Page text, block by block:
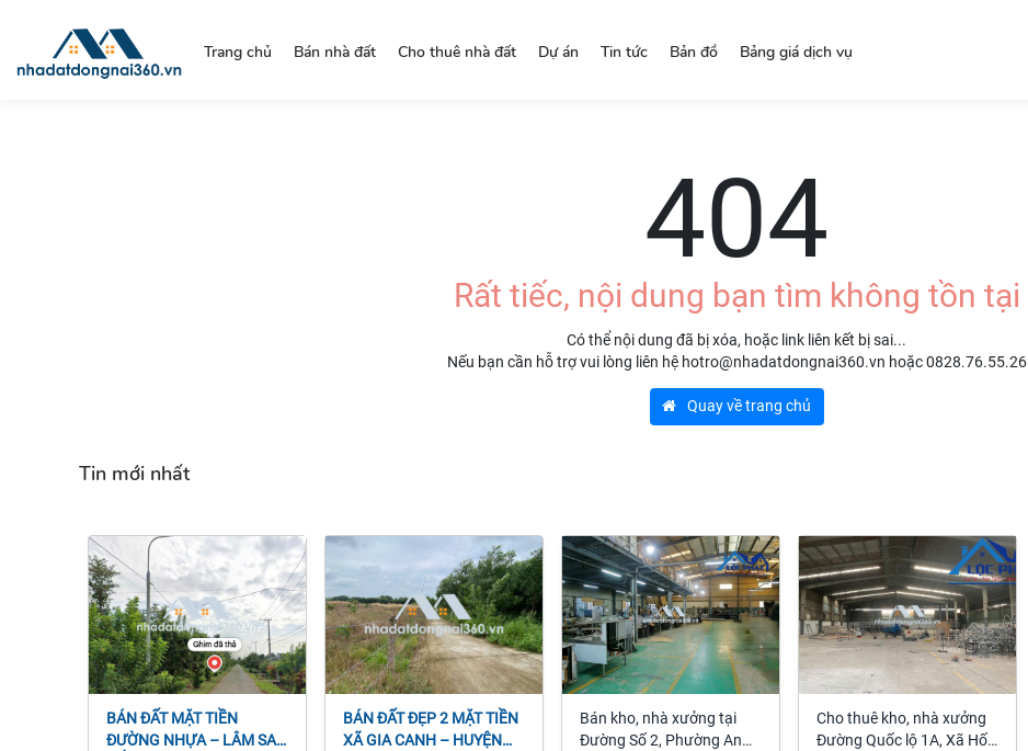
Trang chủ Bán nhà đất Cho thuê nhà đất Dự án Tin tức Bản đồ Bảng giá dịch vụ
404
Rất tiếc, nội dung bạn tìm không tồn tại
Có thể nội dung đã bị xóa, hoặc link liên kết bị sai...
Nếu bạn cần hỗ trợ vui lòng liên hệ hotro@nhadatdongnai360.vn hoặc 0828.76.55.26
Quay về trang chủ
Tin mới nhất
BÁN ĐẤT MẶT TIỀN
ĐƯỜNG NHỰA – LÂM SAN
BÁN ĐẤT ĐẸP 2 MẶT TIỀN
XÃ GIA CANH – HUYỆN
Bán kho, nhà xưởng tại
Đường Số 2, Phường An
Cho thuê kho, nhà xưởng
Đường Quốc lộ 1A, Xã Hố